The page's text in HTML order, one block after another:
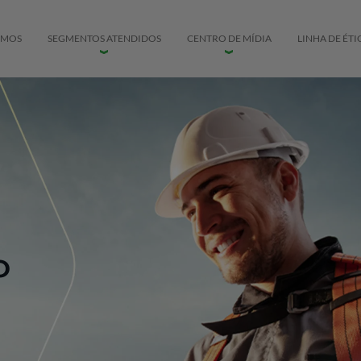
SEGMENTOS ATENDIDOS CENTRO DE MÍDIA LINHA DE